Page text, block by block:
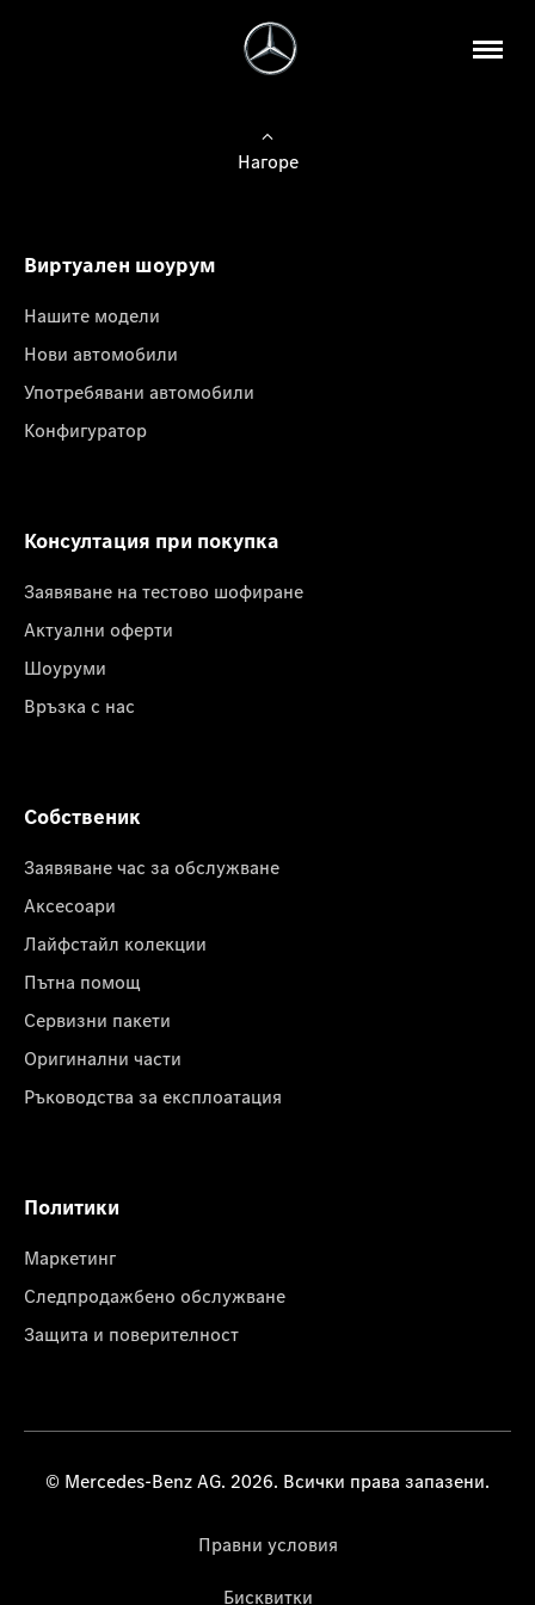
Нагоре
Виртуален шоурум
Нашите модели
Нови автомобили
Употребявани автомобили
Конфигуратор
Консултация при покупка
Заявяване на тестово шофиране
Актуални оферти
Шоуруми
Връзка с нас
Собственик
Заявяване час за обслужване
Аксесоари
Лайфстайл колекции
Пътна помощ
Сервизни пакети
Оригинални части
Ръководства за експлоатация
Политики
Маркетинг
Следпродажбено обслужване
Защита и поверителност
© Mercedes-Benz AG. 2026. Всички права запазени.
Правни условия
Бисквитки